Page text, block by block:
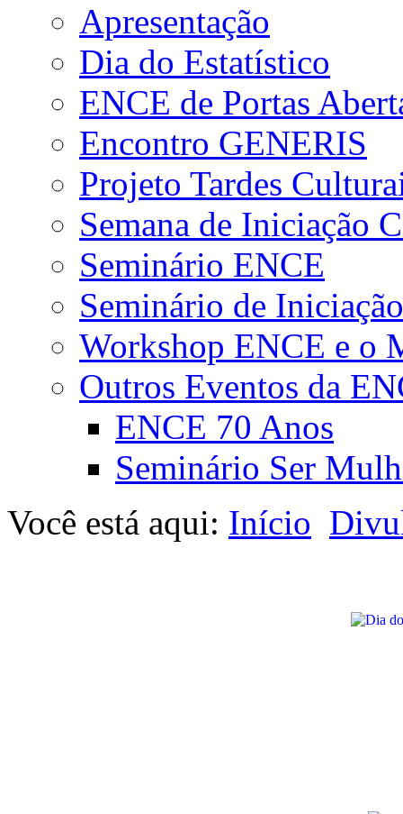
Apresentação
Dia do Estatístico
ENCE de Portas
Encontro GENERIS
Projeto Tardes
Semana de Iniciação
Seminário ENCE
Seminário de
Workshop ENCE e o
Outros Eventos da
ENCE 70 Anos
Seminário Ser
Você está aqui: Início